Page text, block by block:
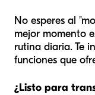
No esperes al
mejor momento
rutina diaria. Te
funciones que
¿Listo para